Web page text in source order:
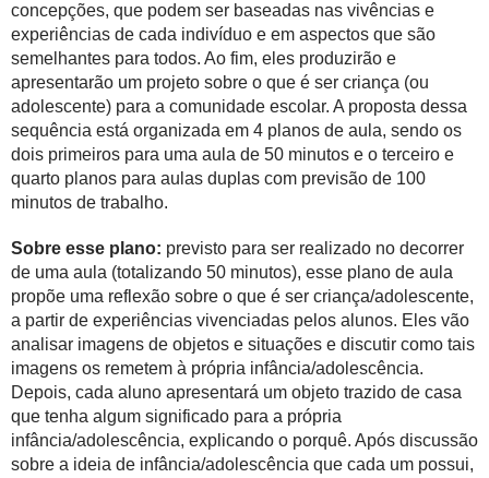
concepções, que podem ser baseadas nas vivências e
experiências de cada indivíduo e em aspectos que são
semelhantes para todos. Ao fim, eles produzirão e
apresentarão um projeto sobre o que é ser criança (ou
adolescente) para a comunidade escolar. A proposta dessa
sequência está organizada em 4 planos de aula, sendo os
dois primeiros para uma aula de 50 minutos e o terceiro e
quarto planos para aulas duplas com previsão de 100
minutos de trabalho.
Sobre esse plano: previsto para ser realizado no decorrer
de uma aula (totalizando 50 minutos), esse plano de aula
propõe uma reflexão sobre o que é ser criança/adolescente,
a partir de experiências vivenciadas pelos alunos. Eles vão
analisar imagens de objetos e situações e discutir como tais
imagens os remetem à própria infância/adolescência.
Depois, cada aluno apresentará um objeto trazido de casa
que tenha algum significado para a própria
infância/adolescência, explicando o porquê. Após discussão
sobre a ideia de infância/adolescência que cada um possui,